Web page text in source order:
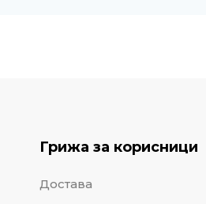
Грижа за корисници
Достава